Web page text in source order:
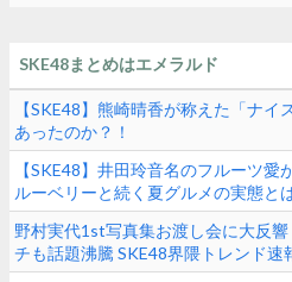
SKE48まとめはエメラルド
【SKE48】熊崎晴香が称えた「ナ
あったのか？！
【SKE48】井田玲音名のフルーツ
ルーベリーと続く夏グルメの実態と
野村実代1st写真集お渡し会に大反
チも話題沸騰 SKE48界隈トレンド速